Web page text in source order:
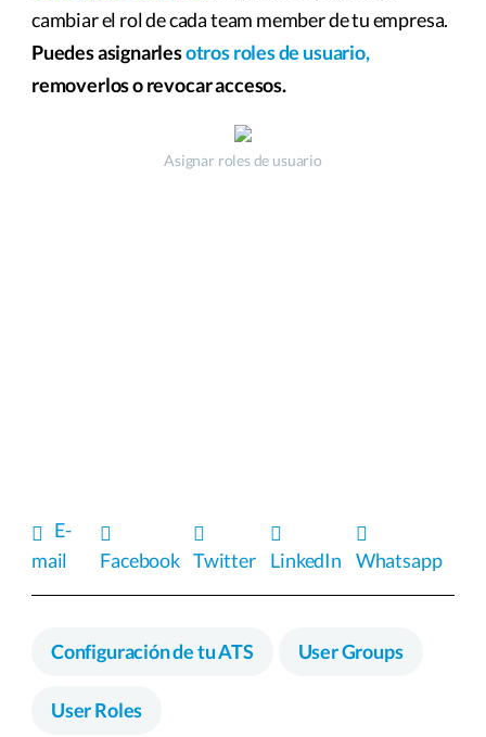
cambiar el rol de cada team member de tu empresa.
Puedes asignarlesotros roles de usuario,
removerlos o revocar accesos.
Asignar roles de usuario
E-
mail
Facebook Twitter LinkedIn Whatsapp
Configuración de tu ATS User Groups
User Roles